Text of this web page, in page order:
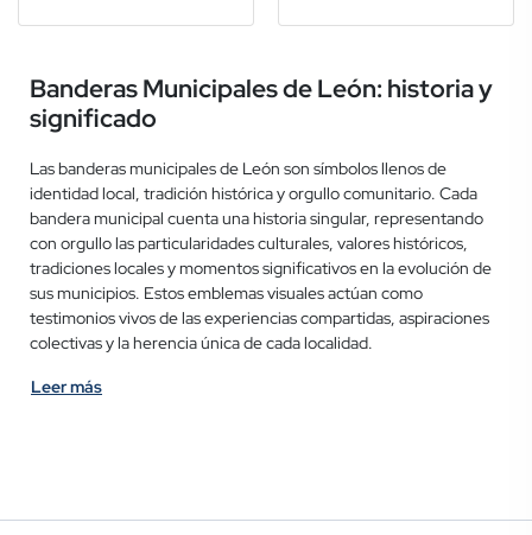
Banderas Municipales de León: historia y
significado
Las banderas municipales de León son símbolos llenos de
identidad local, tradición histórica y orgullo comunitario. Cada
bandera municipal cuenta una historia singular, representando
con orgullo las particularidades culturales, valores históricos,
tradiciones locales y momentos significativos en la evolución de
sus municipios. Estos emblemas visuales actúan como
testimonios vivos de las experiencias compartidas, aspiraciones
colectivas y la herencia única de cada localidad.
Los colores utilizados en las banderas municipales de León
elementos clave en numerosas comunidades. El blanco evoca
Leer más